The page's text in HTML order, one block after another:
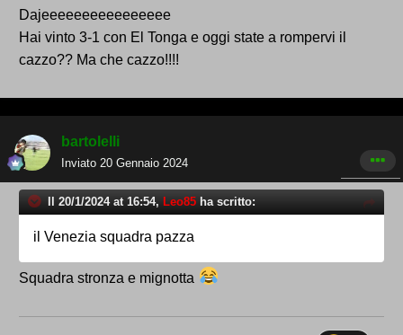
Dajeeeeeeeeeeeeeeee
Hai vinto 3-1 con El Tonga e oggi state a rompervi il
cazzo?? Ma che cazzo!!!!
bartolelli
Inviato 20 Gennaio 2024
Il 20/1/2024 at 16:54, Leo85 ha scritto:
il Venezia squadra pazza
Squadra stronza e mignotta